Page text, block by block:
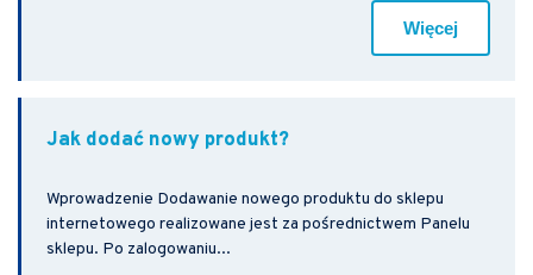
Więcej
Jak dodać nowy produkt?
Wprowadzenie Dodawanie nowego produktu do sklepu
internetowego realizowane jest za pośrednictwem Panelu
sklepu. Po zalogowaniu...